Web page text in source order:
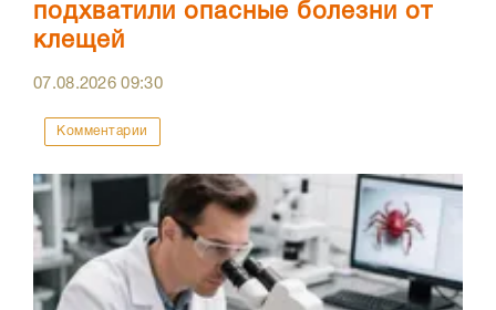
подхватили опасные болезни от
клещей
07.08.202609:30
Комментарии